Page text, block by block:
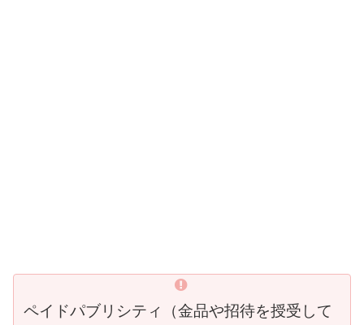
ペイドパブリシティ（金品や招待を授受して